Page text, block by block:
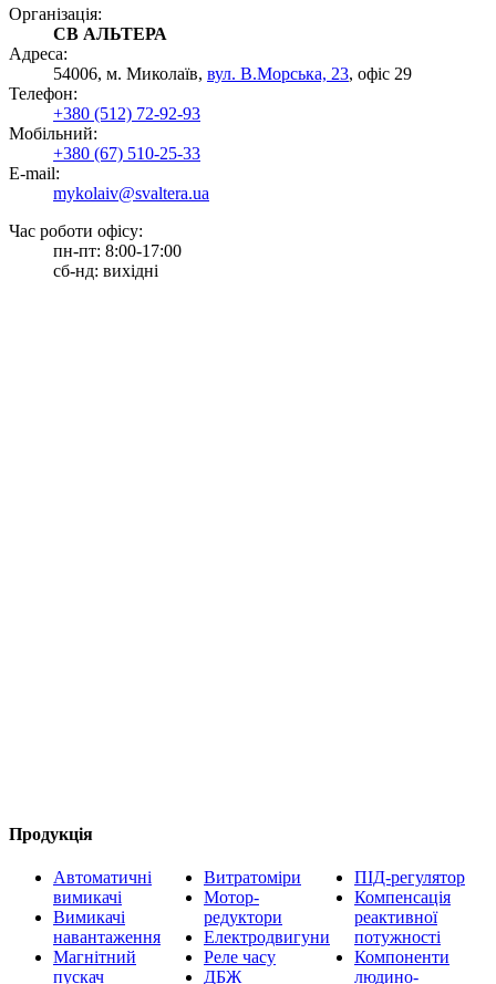
Організація:
СВ АЛЬТЕРА
Адреса:
54006, м. Миколаїв, вул. В.Морська, 23, офіс 29
Телефон:
+380 (512) 72-92-93
Мобільний:
+380 (67) 510-25-33
E-mail:
mykolaiv@svaltera.ua
Час роботи офісу:
пн-пт: 8:00-17:00
сб-нд: вихідні
Продукція
Автоматичні
вимикачі
Вимикачі
навантаження
Магнітний
пускач
Витратоміри
Мотор-
редуктори
Електродвигуни
Реле часу
ДБЖ
ПІД-регулятор
Компенсація
реактивної
потужності
Компоненти
людино-